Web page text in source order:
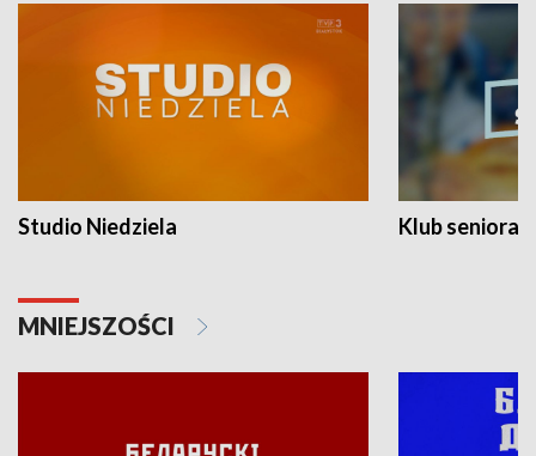
Studio Niedziela Klub seniora
MNIEJSZOŚCI